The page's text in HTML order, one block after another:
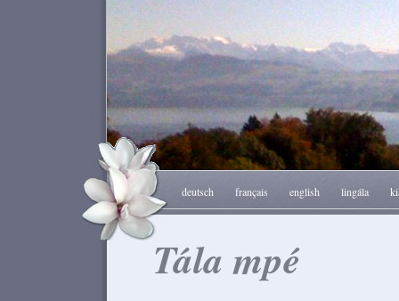
deutsch français english lingála
Tála mpé